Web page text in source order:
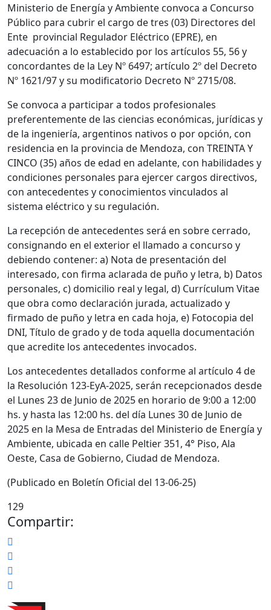
Ministerio de Energía y Ambiente convoca a Concurso
Público para cubrir el cargo de tres (03) Directores del
Ente provincial Regulador Eléctrico (EPRE), en
adecuación a lo establecido por los artículos 55, 56 y
concordantes de la Ley Nº 6497; artículo 2º del Decreto
Nº 1621/97 y su modificatorio Decreto Nº 2715/08.
Se convoca a participar a todos profesionales
preferentemente de las ciencias económicas, jurídicas y
de la ingeniería, argentinos nativos o por opción, con
residencia en la provincia de Mendoza, con TREINTA Y
CINCO (35) años de edad en adelante, con habilidades y
condiciones personales para ejercer cargos directivos,
con antecedentes y conocimientos vinculados al
sistema eléctrico y su regulación.
La recepción de antecedentes será en sobre cerrado,
consignando en el exterior el llamado a concurso y
debiendo contener: a) Nota de presentación del
interesado, con firma aclarada de puño y letra, b) Datos
personales, c) domicilio real y legal, d) Currículum Vitae
que obra como declaración jurada, actualizado y
firmado de puño y letra en cada hoja, e) Fotocopia del
DNI, Título de grado y de toda aquella documentación
que acredite los antecedentes invocados.
Los antecedentes detallados conforme al artículo 4 de
la Resolución 123-EyA-2025, serán recepcionados desde
el Lunes 23 de Junio de 2025 en horario de 9:00 a 12:00
hs. y hasta las 12:00 hs. del día Lunes 30 de Junio de
2025 en la Mesa de Entradas del Ministerio de Energía y
Ambiente, ubicada en calle Peltier 351, 4° Piso, Ala
Oeste, Casa de Gobierno, Ciudad de Mendoza.
(Publicado en Boletín Oficial del 13-06-25)
129
Compartir: